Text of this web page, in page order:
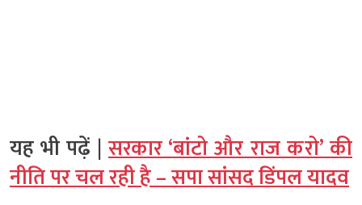
यह भी पढ़ें | सरकार ‘बांटो और राज करो’ की
नीति पर चल रही है – सपा सांसद डिंपल यादव